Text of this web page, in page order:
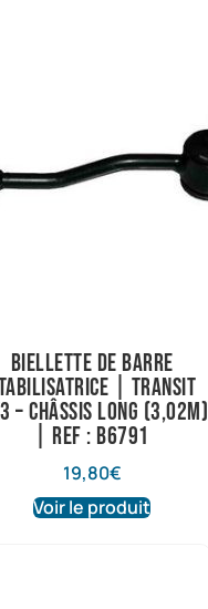
Biellette de barre
| Transit
– châssis long (3,02m)
| Ref : B6791
19,80€
Voir le produit